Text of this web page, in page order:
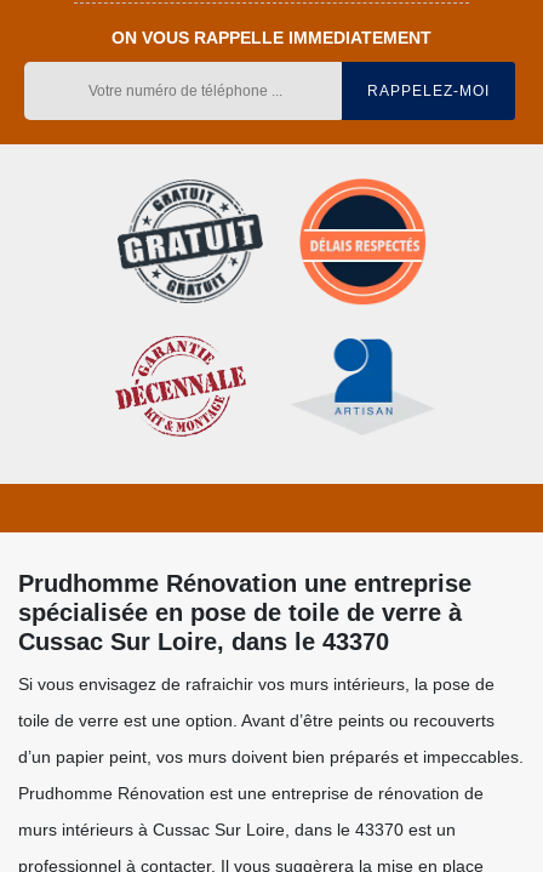
ON VOUS RAPPELLE IMMEDIATEMENT
Prudhomme Rénovation une entreprise
spécialisée en pose de toile de verre à
Cussac Sur Loire, dans le 43370
Si vous envisagez de rafraichir vos murs intérieurs, la pose de
toile de verre est une option. Avant d’être peints ou recouverts
d’un papier peint, vos murs doivent bien préparés et impeccables.
Prudhomme Rénovation est une entreprise de rénovation de
murs intérieurs à Cussac Sur Loire, dans le 43370 est un
professionnel à contacter. Il vous suggèrera la mise en place